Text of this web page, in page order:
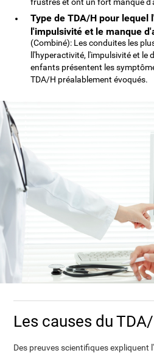
Type de TDA/H pour lequel
l'impulsivité et le manque
(Combiné): Les conduites les
ll'hyperactivité, l'impulsivité et
enfants présentent les
TDA/H préalablement évoqués.
Les causes du
Des preuves scientifiques expliquent